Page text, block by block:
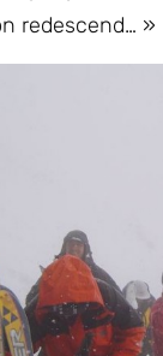
redescend… »